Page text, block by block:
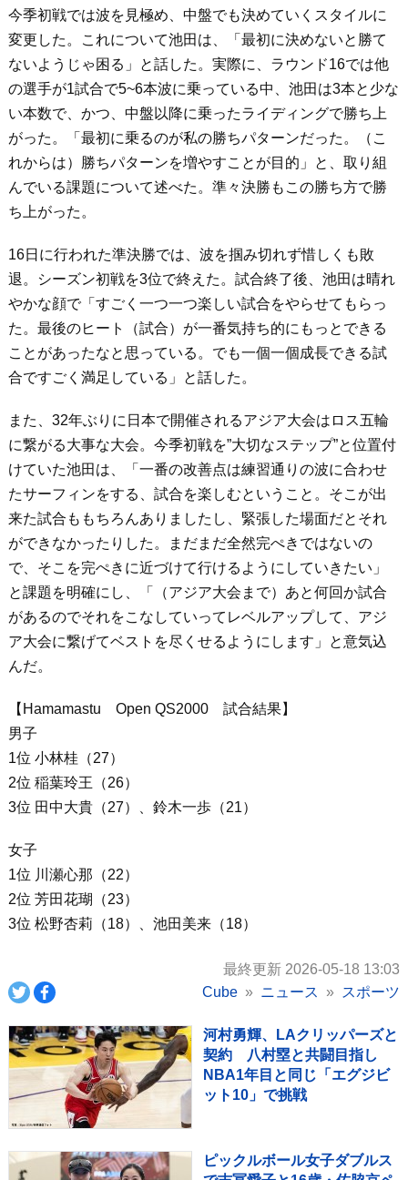
今季初戦では波を見極め、中盤でも決めていくスタイルに
変更した。これについて池田は、「最初に決めないと勝て
ないようじゃ困る」と話した。実際に、ラウンド16では他
の選手が1試合で5~6本波に乗っている中、池田は3本と少な
い本数で、かつ、中盤以降に乗ったライディングで勝ち上
がった。「最初に乗るのが私の勝ちパターンだった。（こ
れからは）勝ちパターンを増やすことが目的」と、取り組
んでいる課題について述べた。準々決勝もこの勝ち方で勝
ち上がった。
16日に行われた準決勝では、波を掴み切れず惜しくも敗
退。シーズン初戦を3位で終えた。試合終了後、池田は晴れ
やかな顔で「すごく一つ一つ楽しい試合をやらせてもらっ
た。最後のヒート（試合）が一番気持ち的にもっとできる
ことがあったなと思っている。でも一個一個成長できる試
合ですごく満足している」と話した。
また、32年ぶりに日本で開催されるアジア大会はロス五輪
に繋がる大事な大会。今季初戦を”大切なステップ”と位置付
けていた池田は、「一番の改善点は練習通りの波に合わせ
たサーフィンをする、試合を楽しむということ。そこが出
来た試合ももちろんありましたし、緊張した場面だとそれ
ができなかったりした。まだまだ全然完ぺきではないの
で、そこを完ぺきに近づけて行けるようにしていきたい」
と課題を明確にし、「（アジア大会まで）あと何回か試合
があるのでそれをこなしていってレベルアップして、アジ
ア大会に繋げてベストを尽くせるようにします」と意気込
んだ。
【Hamamastu Open QS2000 試合結果】
男子
1位 小林桂（27）
2位 稲葉玲王（26）
3位 田中大貴（27）、鈴木一歩（21）
女子
1位 川瀬心那（22）
2位 芳田花瑚（23）
3位 松野杏莉（18）、池田美来（18）
最終更新 2026-05-18 13:03
Cube
ニュース スポーツ
河村勇輝、LAクリッパーズと
契約 八村塁と共闘目指し
NBA1年目と同じ「エグジビ
ット10」で挑戦
ピックルボール女子ダブルス